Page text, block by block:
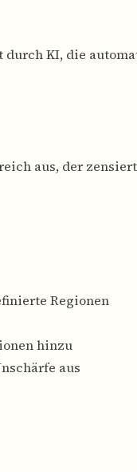
durch KI, die
aus, der
Regionen
hinzu
aus